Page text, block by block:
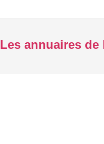
Les annuaires de